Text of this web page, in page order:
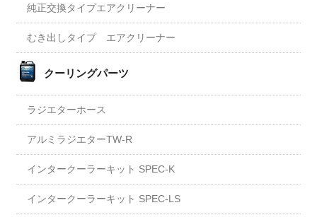
純正交換タイプエアクリーナー
むき出しタイプ エアクリーナー
クーリングパーツ
ラジエターホース
アルミラジエターTW-R
インタークーラーキット SPEC-K
インタークーラーキット SPEC-LS